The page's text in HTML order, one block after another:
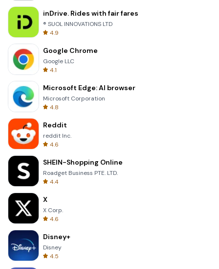
inDrive. Rides with fair fares
® SUOL INNOVATIONS LTD
4.9
Google Chrome
Google LLC
4.1
Microsoft Edge: AI browser
Microsoft Corporation
4.8
Reddit
reddit Inc.
4.6
SHEIN-Shopping Online
Roadget Business PTE. LTD.
4.4
X
X Corp.
4.6
Disney+
Disney
4.5